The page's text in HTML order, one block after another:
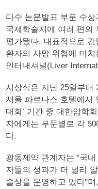
다수 논문발표 부문 수
국제학술지에 여러 편의
평가됐다. 대표적으로
환자의 사망 위험에 미치
인터내셔널(Liver
시상식은 지난 25일부터
서울 파르나스 호텔에서
대회’ 기간 중 대한암학
자에게는 부문별로 각
다.
광동제약 관계자는 “국
자들의 성과가 더 널리
술상을 운영하고 있다”